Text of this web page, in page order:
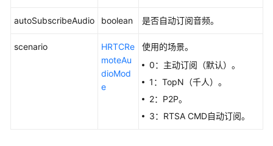
autoSubscribeAudio boolean 是否自动订阅音频。
scenario
HRTCRe
moteAu
dioMod
e
使用的场景。
0：主动订阅（默认）。
1：TopN（千人）。
2：P2P。
3：RTSA CMD自动订阅。